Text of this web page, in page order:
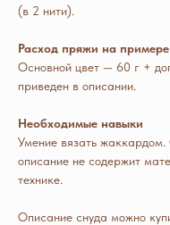
(в 2 нити).
Расход пряжи на
Основной цвет — 60 г +
приведен в описании.
Необходимые навыки
Умение вязать
описание не содержит
технике.
Описание снуда можно